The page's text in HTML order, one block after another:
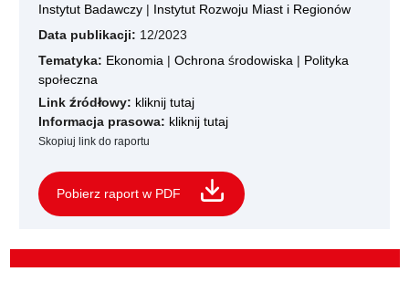
Instytut Badawczy | Instytut Rozwoju Miast i Regionów
Data publikacji: 12/2023
Tematyka: Ekonomia | Ochrona środowiska | Polityka
społeczna
Link źródłowy: kliknij tutaj
Informacja prasowa: kliknij tutaj
Skopiuj link do raportu
Pobierz raport w PDF